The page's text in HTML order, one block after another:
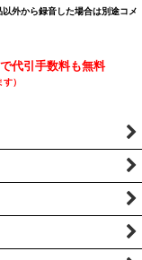
外から録音した場合は別途コメ
代引手数料も無料
）